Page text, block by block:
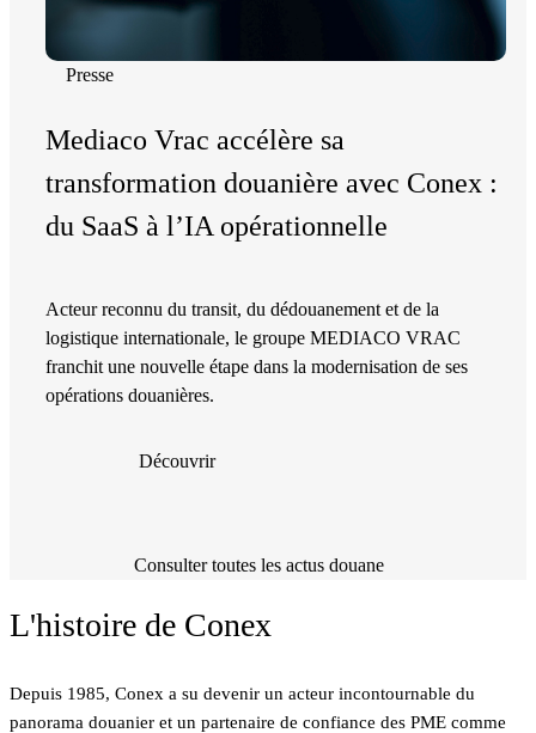
Presse
Mediaco Vrac accélère sa
transformation douanière avec Conex :
du SaaS à l’IA opérationnelle
Acteur reconnu du transit, du dédouanement et de la
logistique internationale, le groupe MEDIACO VRAC
franchit une nouvelle étape dans la modernisation de ses
opérations douanières.
Découvrir
Consulter toutes les actus douane
L'histoire de Conex
Depuis 1985, Conex a su devenir un acteur incontournable du
panorama douanier et un partenaire de confiance des PME comme